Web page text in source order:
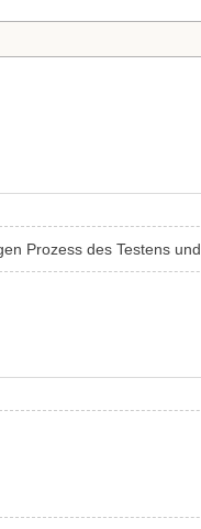
Prozess des Testens